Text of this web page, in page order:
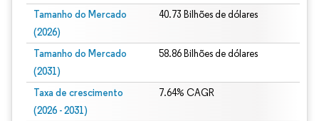
Tamanho do Mercado
(2026)
40.73 Bilhões de dólares
Tamanho do Mercado
(2031)
58.86 Bilhões de dólares
Taxa de crescimento
(2026 - 2031)
7.64% CAGR